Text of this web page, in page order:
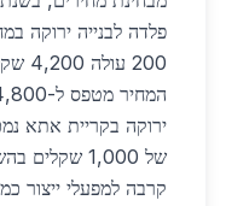
200
של 1,000
קרבה למפעלי ייצור